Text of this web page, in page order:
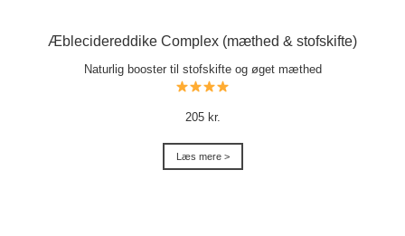
Æblecidereddike Complex (mæthed & stofskifte)
Naturlig booster til stofskifte og øget mæthed
205 kr.
Læs mere >